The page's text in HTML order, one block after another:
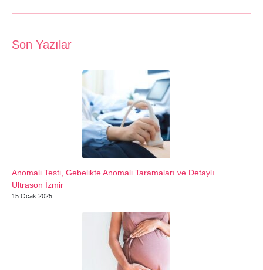
Son Yazılar
Anomali Testi, Gebelikte Anomali Taramaları ve Detaylı
Ultrason İzmir
15 Ocak 2025